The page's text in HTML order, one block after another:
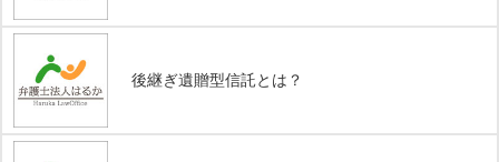
後継ぎ遺贈型信託とは？